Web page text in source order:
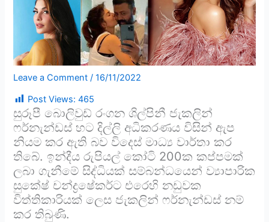
Leave a Comment /16/11/2022
Post Views: 465
සුරූපී බොලිවුඩ් රංගන ශිල්පිනී ජැකලින්
ෆර්නැන්ඩස් හට දිල්ලි අධිකරණය විසින් ඇප
නියම කර ඇති බව විදෙස් මාධ්‍ය වාර්තා කර
තිබේ. ඉන්දීය රුපියල් කෝටි 200ක කප්පමක්
ලබා ගැනීමේ සිද්ධියක් සම්බන්ධයෙන් ව්‍යාපාරික
සුකේෂ් චන්ද්‍රෂේකර්ට එරෙහි නඩුවක
විත්තිකාරියක් ලෙස ජැකලින් ෆර්නැන්ඩස් නම්
කර තිබුණි.